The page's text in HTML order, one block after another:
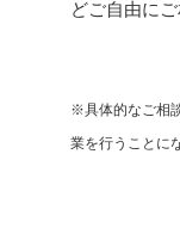
どご自由にご
※具体的なご相
業を行うことに